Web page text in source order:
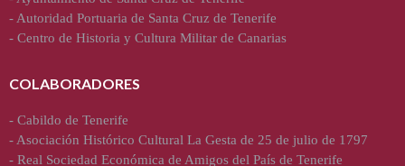
-Autoridad Portuaria de Santa Cruz de Tenerife
- Centro de Historia y Cultura Militar de Canarias
COLABORADORES
- Cabildo de Tenerife
-Asociación Histórico Cultural La Gesta de 25 de julio de 1797
- Real Sociedad Económica de Amigos del País de Tenerife